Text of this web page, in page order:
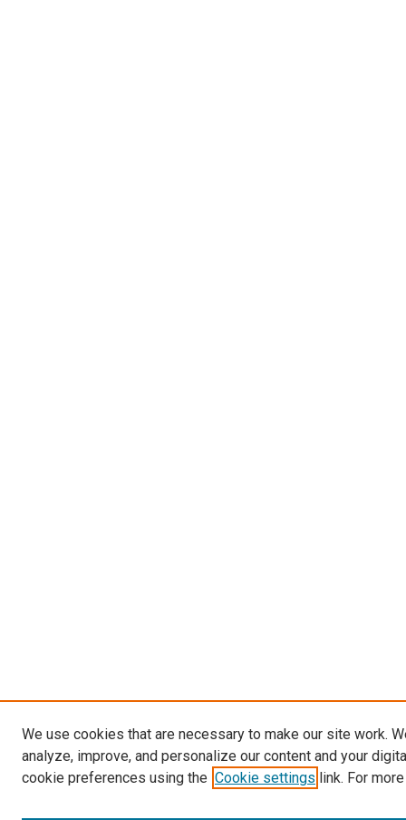
We use cookies that are necessary to make our site work.
analyze, improve, and personalize our content and your
cookie preferences using the Cookie settings link. For